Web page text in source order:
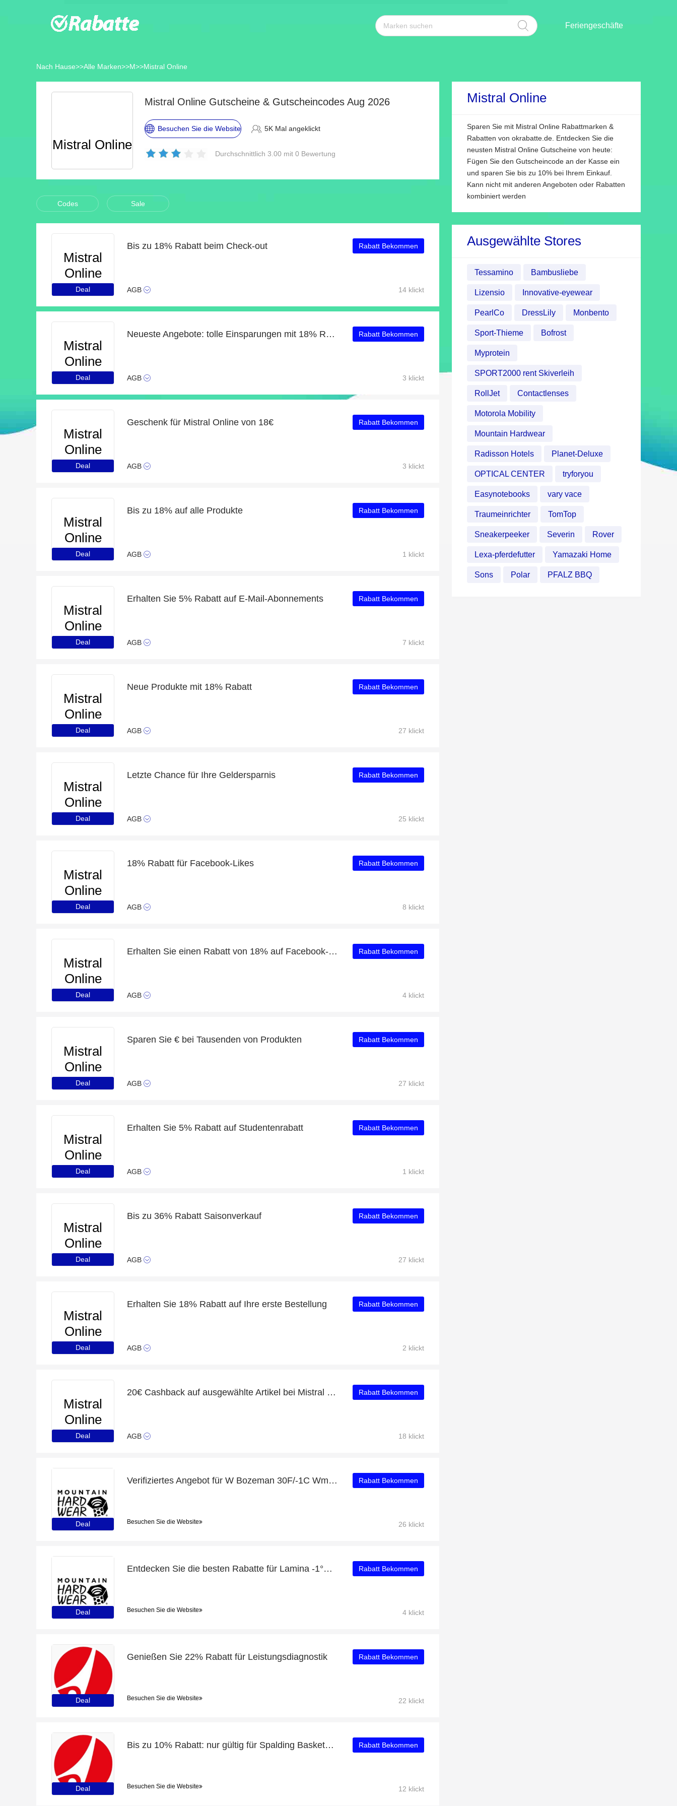
Feriengeschäfte
Nach Hause>>Alle Marken>>M>>Mistral Online
Mistral Online
Mistral Online Gutscheine & Gutscheincodes Aug 2026
Besuchen Sie die Website 5K Mal angeklickt
Durchschnittlich 3.00 mit 0 Bewertung
Codes Sale
Mistral
Online
Deal
Bis zu 18% Rabatt beim Check-out
AGB
Rabatt Bekommen
14 klickt
Mistral
Online
Deal
Neueste Angebote: tolle Einsparungen mit 18% Rabatt
AGB
Rabatt Bekommen
3 klickt
Mistral
Online
Deal
Geschenk für Mistral Online von 18€
AGB
Rabatt Bekommen
3 klickt
Mistral
Online
Deal
Bis zu 18% auf alle Produkte
AGB
Rabatt Bekommen
1 klickt
Mistral
Online
Deal
Erhalten Sie 5% Rabatt auf E-Mail-Abonnements
AGB
Rabatt Bekommen
7 klickt
Mistral
Online
Deal
Neue Produkte mit 18% Rabatt
AGB
Rabatt Bekommen
27 klickt
Mistral
Online
Deal
Letzte Chance für Ihre Geldersparnis
AGB
Rabatt Bekommen
25 klickt
Mistral
Online
Deal
18% Rabatt für Facebook-Likes
AGB
Rabatt Bekommen
8 klickt
Mistral
Online
Deal
Erhalten Sie einen Rabatt von 18% auf Facebook-Likes
AGB
Rabatt Bekommen
4 klickt
Mistral
Online
Deal
Sparen Sie € bei Tausenden von Produkten
AGB
Rabatt Bekommen
27 klickt
Mistral
Online
Deal
Erhalten Sie 5% Rabatt auf Studentenrabatt
AGB
Rabatt Bekommen
1 klickt
Mistral
Online
Deal
Bis zu 36% Rabatt Saisonverkauf
AGB
Rabatt Bekommen
27 klickt
Mistral
Online
Deal
Erhalten Sie 18% Rabatt auf Ihre erste Bestellung
AGB
Rabatt Bekommen
2 klickt
Mistral
Online
Deal
20€ Cashback auf ausgewählte Artikel bei Mistral Online
AGB
Rabatt Bekommen
18 klickt
Deal
Verifiziertes Angebot für W Bozeman 30F/-1C Wmns Long für Damen: 10% Rabatt
Besuchen Sie die Website
Rabatt Bekommen
26 klickt
Deal
Entdecken Sie die besten Rabatte für Lamina -1°C Regular für Damen und Herren mit bis zu 51% Rabatt
Besuchen Sie die Website
Rabatt Bekommen
4 klickt
Deal
Genießen Sie 22% Rabatt für Leistungsdiagnostik
Besuchen Sie die Website
Rabatt Bekommen
22 klickt
Deal
Bis zu 10% Rabatt: nur gültig für Spalding Basketball "NBA Platinum Outdoor"
Besuchen Sie die Website
Rabatt Bekommen
12 klickt
Mistral Online
Sparen Sie mit Mistral Online Rabattmarken &
Rabatten von okrabatte.de. Entdecken Sie die
neusten Mistral Online Gutscheine von heute:
Fügen Sie den Gutscheincode an der Kasse ein
und sparen Sie bis zu 10% bei Ihrem Einkauf.
Kann nicht mit anderen Angeboten oder Rabatten
kombiniert werden
Ausgewählte Stores
Tessamino Bambusliebe
Lizensio Innovative-eyewear
PearlCo DressLily Monbento
Sport-Thieme Bofrost
Myprotein
SPORT2000 rent Skiverleih
RollJet Contactlenses
Motorola Mobility
Mountain Hardwear
Radisson Hotels Planet-Deluxe
OPTICAL CENTER tryforyou
Easynotebooks vary vace
Traumeinrichter TomTop
Sneakerpeeker Severin Rover
Lexa-pferdefutter Yamazaki Home
Sons Polar PFALZ BBQ